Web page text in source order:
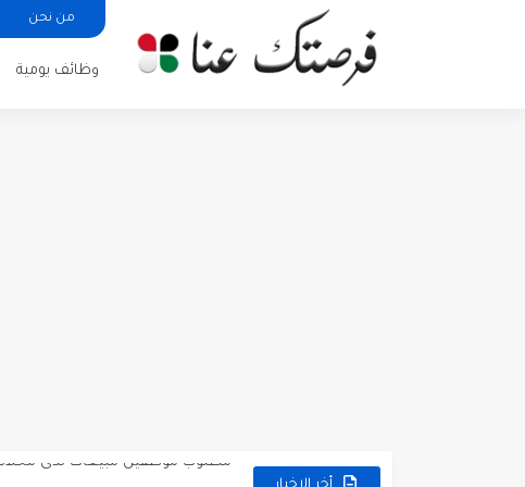
من نحن
وظائف يومية